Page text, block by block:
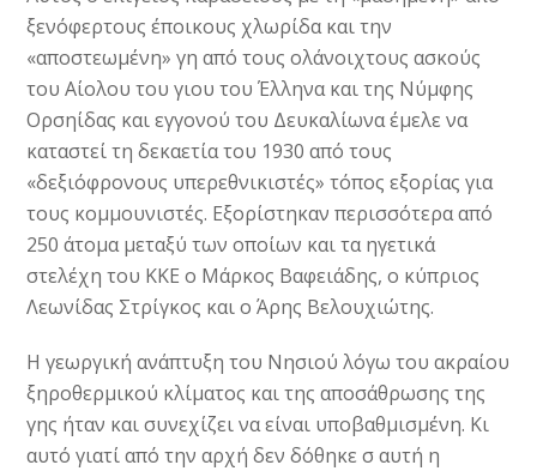
ξενόφερτους έποικους χλωρίδα και την
«αποστεωμένη» γη από τους ολάνοιχτους ασκούς
του Αίολου του γιου του Έλληνα και της Νύμφης
Ορσηίδας και εγγονού του Δευκαλίωνα έμελε να
καταστεί τη δεκαετία του 1930 από τους
«δεξιόφρονους υπερεθνικιστές» τόπος εξορίας για
τους κομμουνιστές. Εξορίστηκαν περισσότερα από
250 άτομα μεταξύ των οποίων και τα ηγετικά
στελέχη του ΚΚΕ ο Μάρκος Βαφειάδης, ο κύπριος
Λεωνίδας Στρίγκος και ο Άρης Βελουχιώτης.
Η γεωργική ανάπτυξη του Νησιού λόγω του ακραίου
ξηροθερμικού κλίματος και της αποσάθρωσης της
γης ήταν και συνεχίζει να είναι υποβαθμισμένη. Κι
αυτό γιατί από την αρχή δεν δόθηκε σ αυτή η